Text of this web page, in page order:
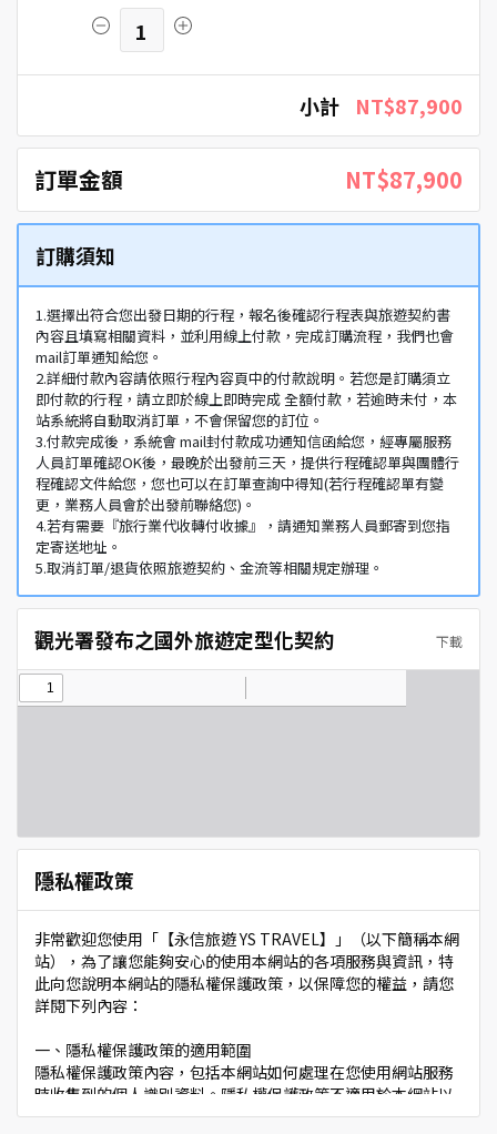
1
小計 NT$87,900
訂單金額 NT$87,900
訂購須知
1.選擇出符合您出發日期的行程，報名後確認行程表與旅遊契約書
內容且填寫相關資料，並利用線上付款，完成訂購流程，我們也會
mail訂單通知給您。
2.詳細付款內容請依照行程內容頁中的付款說明。若您是訂購須立
即付款的行程，請立即於線上即時完成 全額付款，若逾時未付，本
站系統將自動取消訂單，不會保留您的訂位。
3.付款完成後，系統會 mail封付款成功通知信函給您，經專屬服務
人員訂單確認OK後，最晚於出發前三天，提供行程確認單與團體行
程確認文件給您，您也可以在訂單查詢中得知(若行程確認單有變
更，業務人員會於出發前聯絡您)。
4.若有需要『旅行業代收轉付收據』，請通知業務人員郵寄到您指
定寄送地址。
5.取消訂單/退貨依照旅遊契約、金流等相關規定辦理。
觀光署發布之國外旅遊定型化契約 下載
隱私權政策
非常歡迎您使用「【永信旅遊 YS TRAVEL】」（以下簡稱本網
站），為了讓您能夠安心的使用本網站的各項服務與資訊，特
此向您說明本網站的隱私權保護政策，以保障您的權益，請您
詳閱下列內容：
一、隱私權保護政策的適用範圍
隱私權保護政策內容，包括本網站如何處理在您使用網站服務
時收集到的個人識別資料。隱私權保護政策不適用於本網站以
外的相關連結網站，也不適用於非本網站所委託或參與管理的